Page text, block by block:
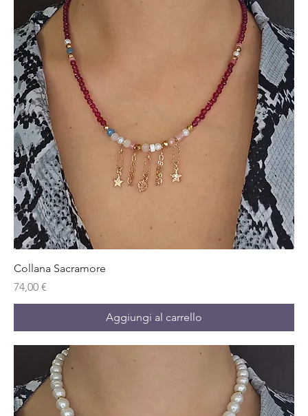
Collana Sacramore
Prezzo
74,00 €
Aggiungi al carrello